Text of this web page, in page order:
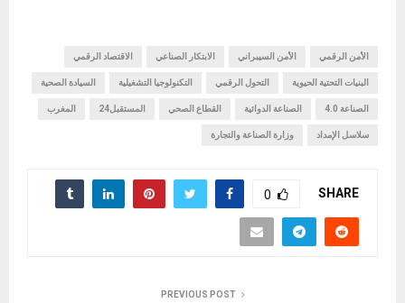
b
o
o
s
A
g
er
es
t
gr
a
o
d
الأمن الرقمي الأمن السيبراني الابتكار الصناعي الاقتصاد الرقمي
البنيات التحتية الحيوية التحول الرقمي التكنولوجيا التشغيلية السيادة الصحية
الصناعة 4.0 الصناعة الدوائية القطاع الصحي المستقبل24 المغرب
سلاسل الإمداد وزارة الصناعة والتجارة
SHARE
0
PREVIOUS POST